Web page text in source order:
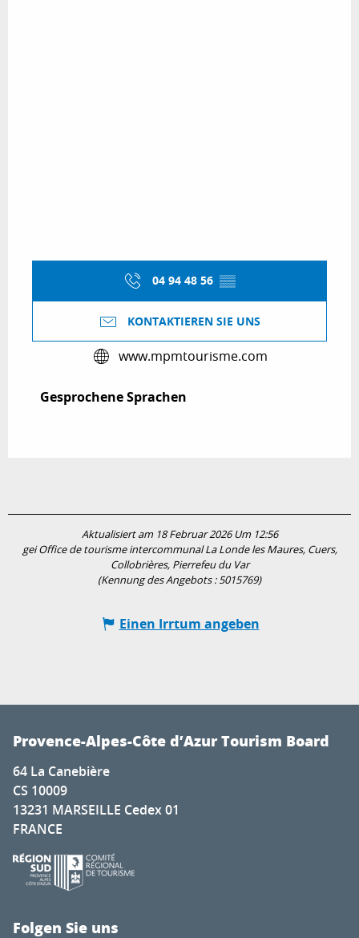
04 94 48 56 ▒▒
KONTAKTIEREN SIE UNS
www.mpmtourisme.com
Gesprochene Sprachen
Gesprochene Sprachen
Aktualisiert am 18 Februar 2026 Um 12:56
gei Office de tourisme intercommunal La Londe les Maures, Cuers,
Collobrières, Pierrefeu du Var
(Kennung des Angebots :5015769)
Einen Irrtum angeben
Provence-Alpes-Côte d’Azur Tourism Board
64 La Canebière
CS 10009
13231 MARSEILLE Cedex 01
FRANCE
Folgen Sie uns